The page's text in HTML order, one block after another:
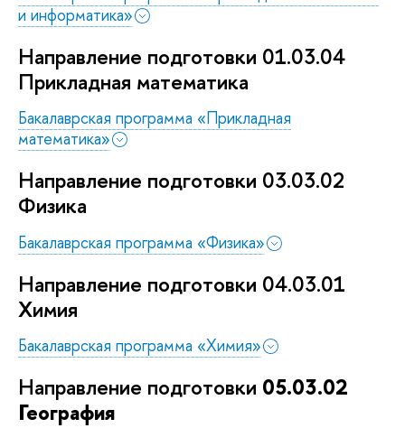
и информатика»
Направление подготовки 01.03.04
Прикладная математика
Бакалаврская программа «Прикладная
математика»
Направление подготовки 03.03.02
Физика
Бакалаврская программа «Физика»
Направление подготовки 04.03.01
Химия
Бакалаврская программа «Химия»
Направление подготовки 05.03.02
География